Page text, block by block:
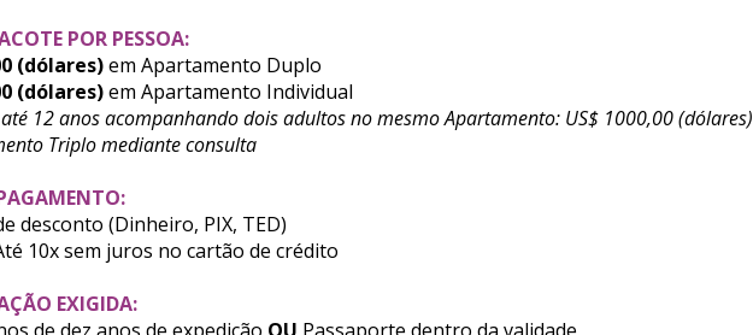
POR PESSOA:
(dólares)em Apartamento Duplo
(dólares)em Apartamento Individual
12 anos acompanhando dois adultos no mesmo Apartamento: US$ 1000,00 (dólares)
Triplo mediante consulta
desconto (Dinheiro, PIX, TED)
10x sem juros no cartão de crédito
EXIGIDA: